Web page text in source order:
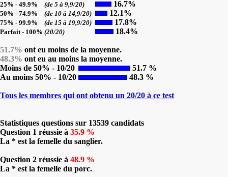
25% - 49.9% (de 5 à 9,9/20) 16.7%
50% - 74.9% (de 10 à 14,9/20) 12.1%
75% - 99.9% (de 15 à 19,9/20) 17.8%
Parfait - 100% (20/20) 18.4%
51.7% ont eu moins de la moyenne.
48.3% ont eu au moins la moyenne.
Moins de 50% - 10/20
51.7 %
Au moins 50% - 10/20
48.3 %
Tous les membres qui ont obtenu un 20/20 à ce test
Statistiques questions sur 13539 candidats
Question 1 réussie à 35.9 %
La * est la femelle du sanglier.
Question 2 réussie à 48.9 %
La * est la femelle du porc.